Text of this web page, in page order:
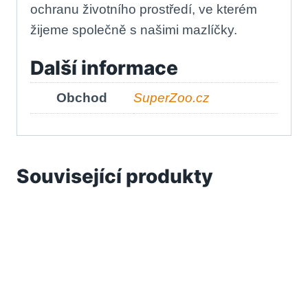
ochranu životního prostředí, ve kterém
žijeme společně s našimi mazlíčky.
Další informace
Obchod SuperZoo.cz
Související produkty